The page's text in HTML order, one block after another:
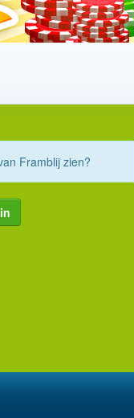
Framblij zien?